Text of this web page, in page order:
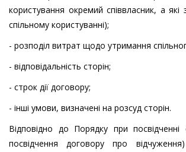
користування окремий співвласник, а
спільному користуванні);
- розподіл витрат щодо утримання
- відповідальність сторін;
- строк дії договору;
- інші умови, визначені на розсуд сторін.
Відповідно до Порядку при посвідченні
посвідчення договору про